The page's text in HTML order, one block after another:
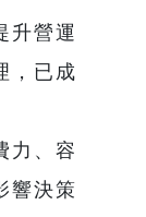
升營運
，已成
力、容
響決策